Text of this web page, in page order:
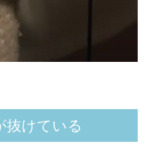
抜けている